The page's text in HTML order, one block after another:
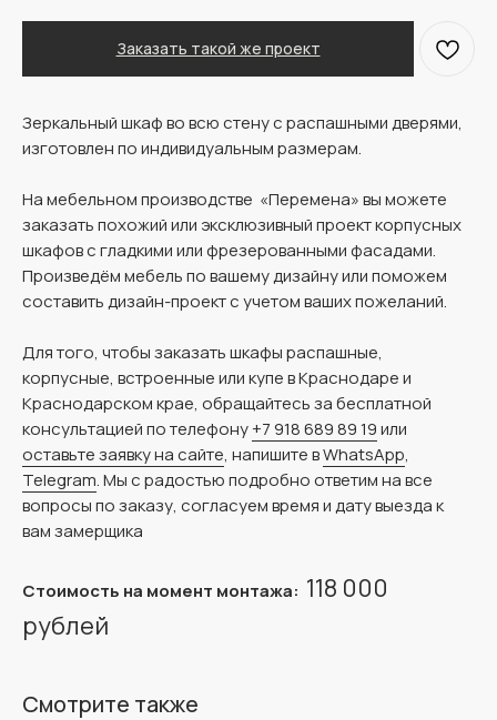
Заказать такой же проект
Зеркальный шкаф во всю стену с распашными дверями,
изготовлен по индивидуальным размерам.
На мебельном производстве «Перемена» вы можете
заказать похожий или эксклюзивный проект корпусных
шкафов с гладкими или фрезерованными фасадами.
Произведём мебель по вашему дизайну или поможем
составить дизайн-проект с учетом ваших пожеланий.
Для того, чтобы заказать шкафы распашные,
корпусные, встроенные или купе в Краснодаре и
Краснодарском крае, обращайтесь за бесплатной
консультацией по телефону+7 918 689 89 19или
оставьте заявку на сайте, напишите вWhatsApp,
Telegram. Мы с радостью подробно ответим на все
вопросы по заказу, согласуем время и дату выезда к
вам замерщика
Стоимость на момент монтажа: 118 000
рублей
Смотрите также